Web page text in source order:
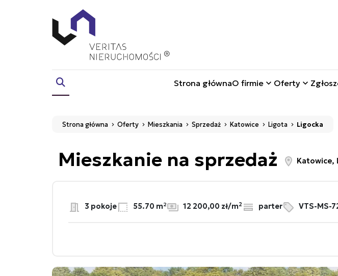
Strona głównaO firmie Oferty
Strona główna Oferty Mieszkania Sprzedaż Katowice Ligota Ligocka
Mieszkanie na sprzedaż Katowice,
3 pokoje 55.70 m² 12 200,00 zł/m2 parter VTS-MS-